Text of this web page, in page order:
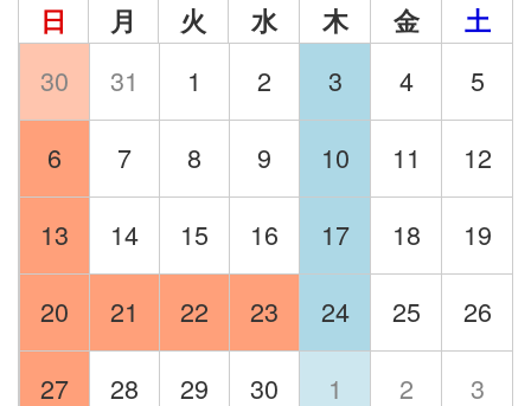
日 月 火 水 木 金
土
30
31 1 2 3 4 5
6 7 8 9 10 11 12
13 14 15 16 17 18 19
20 21 22 23 24 25 26
27 28 29 30 1 2 3